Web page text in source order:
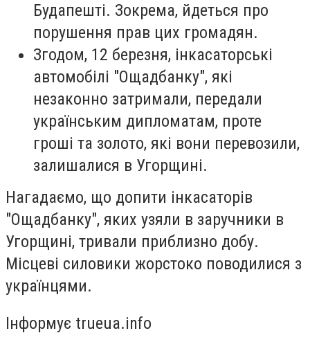
Будапешті. Зокрема, йдеться про
порушення прав цих громадян.
Згодом, 12 березня, інкасаторські
автомобілі "Ощадбанку", які
незаконно затримали, передали
українським дипломатам, проте
гроші та золото, які вони перевозили,
залишалися в Угорщині.
Нагадаємо, що допити інкасаторів
"Ощадбанку", яких узяли в заручники в
Угорщині, тривали приблизно добу.
Місцеві силовики жорстоко поводилися з
українцями.
Інформує trueua.info